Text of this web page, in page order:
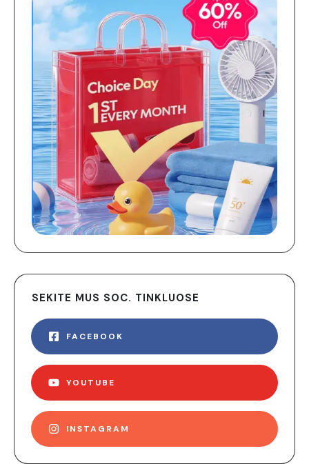
SEKITE MUS SOC. TINKLUOSE
FACEBOOK
YOUTUBE
INSTAGRAM